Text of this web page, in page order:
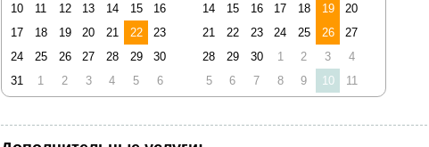
10
11 12 13 14 15
16
17
18 19 20 21 22
23
24
25 26 27 28 29
30
31
1 2 3 4 5 6
14
15 16 17 18 19
20
21
22 23 24 25 26
27
28
29 30 1 2 3
4
5
6 7 8 9 10 11